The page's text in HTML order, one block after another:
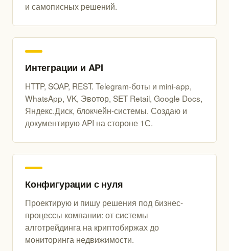
и самописных решений.
Интеграции и API
HTTP, SOAP, REST. Telegram-боты и mini-app,
WhatsApp, VK, Эвотор, SET Retail, Google Docs,
Яндекс.Диск, блокчейн-системы. Создаю и
документирую API на стороне 1С.
Конфигурации с нуля
Проектирую и пишу решения под бизнес-
процессы компании: от системы
алготрейдинга на криптобиржах до
мониторинга недвижимости.